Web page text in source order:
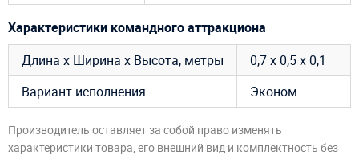
Характеристики командного аттракциона
Длина х Ширина х Высота, метры
0,7 х 0,5 х 0,1
Вариант исполнения
Эконом
Производитель оставляет за собой право изменять
характеристики товара, его внешний вид и комплектность без